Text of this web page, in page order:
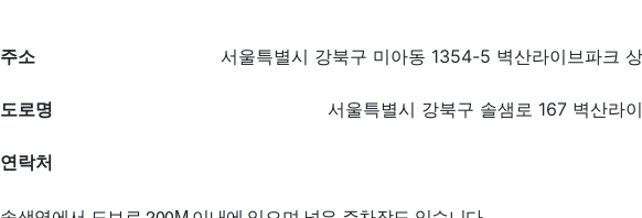
주소 서울특별시 강북구 미아동 1354-5 벽산라이브파크
도로명 서울특별시 강북구 솔샘로 167 벽산라
연락처